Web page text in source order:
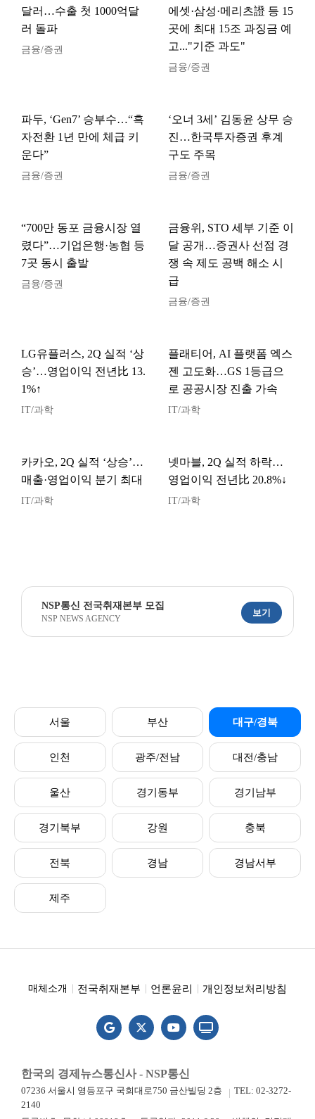
달러…수출 첫 1000억달
러 돌파
금융/증권
에셋·삼성·메리츠證 등 15
곳에 최대 15조 과징금 예
고..."기준 과도"
금융/증권
파두, ‘Gen7’ 승부수…“흑
자전환 1년 만에 체급 키
운다”
금융/증권
‘오너 3세’ 김동윤 상무 승
진…한국투자증권 후계
구도 주목
금융/증권
“700만 동포 금융시장 열
렸다”…기업은행·농협 등
7곳 동시 출발
금융/증권
금융위, STO 세부 기준 이
달 공개…증권사 선점 경
쟁 속 제도 공백 해소 시
급
금융/증권
LG유플러스, 2Q 실적 ‘상
승’…영업이익 전년比 13.
1%↑
IT/과학
플래티어, AI 플랫폼 엑스
젠 고도화…GS 1등급으
로 공공시장 진출 가속
IT/과학
카카오, 2Q 실적 ‘상승’…
매출·영업이익 분기 최대
IT/과학
넷마블, 2Q 실적 하락…
영업이익 전년比 20.8%↓
IT/과학
NSP통신 전국취재본부 모집
NSP NEWS AGENCY
보기
서울 부산 대구/경북
인천 광주/전남 대전/충남
울산 경기동부 경기남부
경기북부 강원 충북
전북 경남 경남서부
제주
매체소개 전국취재본부 언론윤리 개인정보처리방침
한국의 경제뉴스통신사 - NSP통신
07236 서울시 영등포구 국회대로750 금산빌딩 2층
TEL: 02-3272-
2140